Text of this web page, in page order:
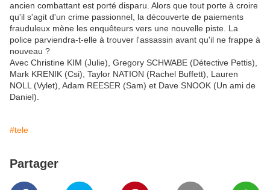
ancien combattant est porté disparu. Alors que tout porte à croire
qu'il s'agit d'un crime passionnel, la découverte de paiements
frauduleux mène les enquêteurs vers une nouvelle piste. La
police parviendra-t-elle à trouver l'assassin avant qu'il ne frappe à
nouveau ?
Avec Christine KIM (Julie), Gregory SCHWABE (Détective Pettis),
Mark KRENIK (Csi), Taylor NATION (Rachel Buffett), Lauren
NOLL (Vylet), Adam REESER (Sam) et Dave SNOOK (Un ami de
Daniel).
#tele
Partager